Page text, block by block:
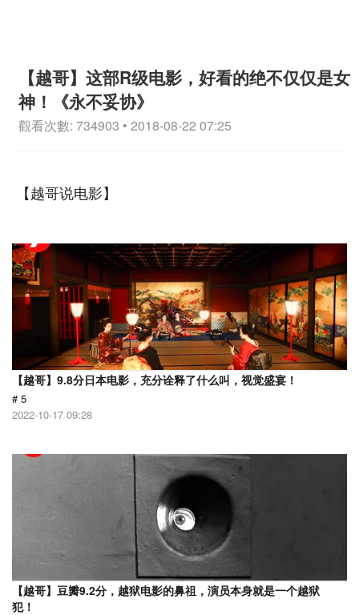
【越哥】这部R级电影，好看的绝不仅仅是女
神！《永不妥协》
觀看次數: 734903 • 2018-08-22 07:25
【越哥说电影】
【越哥】9.8分日本电影，充分诠释了什么叫，视觉盛宴！
# 5
2022-10-17 09:28
【越哥】豆瓣9.2分，越狱电影的鼻祖，演员本身就是一个越狱
犯！